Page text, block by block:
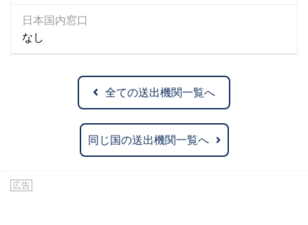
日本国内窓口
なし
全ての送出機関一覧へ
同じ国の送出機関一覧へ
広告